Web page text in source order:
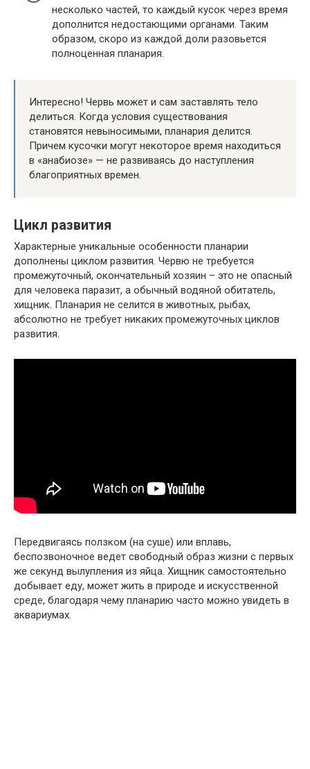
несколько частей, то каждый кусок через время
дополнится недостающими органами. Таким
образом, скоро из каждой доли разовьется
полноценная планария.
Интересно! Червь может и сам заставлять тело
делиться. Когда условия существования
становятся невыносимыми, планария делится.
Причем кусочки могут некоторое время находиться
в «анабиозе» — не развиваясь до наступления
благоприятных времен.
Цикл развития
Характерные уникальные особенности планарии
дополнены циклом развития. Червю не требуется
промежуточный, окончательный хозяин – это не опасный
для человека паразит, а обычный водяной обитатель,
хищник. Планария не селится в животных, рыбах,
абсолютно не требует никаких промежуточных циклов
развития.
Передвигаясь ползком (на суше) или вплавь,
беспозвоночное ведет свободный образ жизни с первых
же секунд вылупления из яйца. Хищник самостоятельно
добывает еду, может жить в природе и искусственной
среде, благодаря чему планарию часто можно увидеть в
аквариумах.